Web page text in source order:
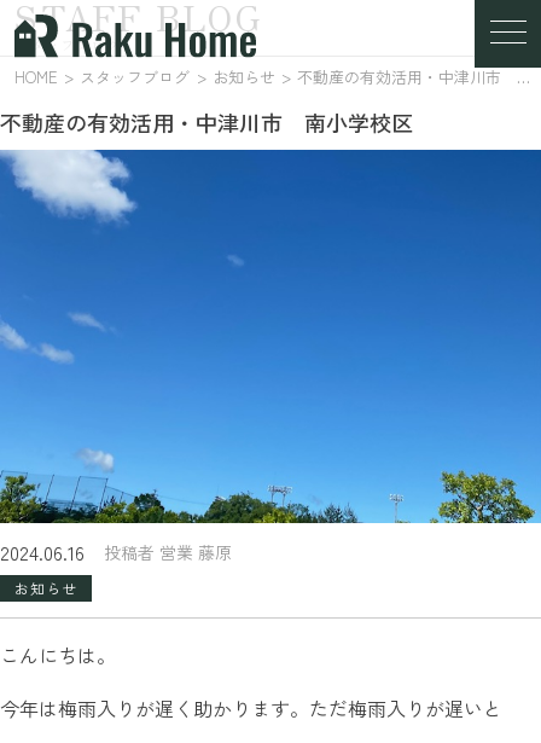
スタッフブログ
STAFF BLOG
HOME スタッフブログ お知らせ 不動産の有効活用・中津川市 南小学校区
不動産の有効活用・中津川市 南小学校区
2024.06.16 投稿者 営業 藤原
お知らせ
こんにちは。
今年は梅雨入りが遅く助かります。ただ梅雨入りが遅いと